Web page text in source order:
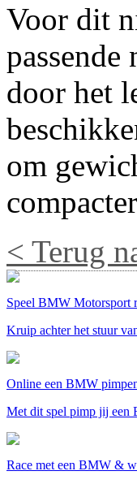
Voor dit
door het
om
< Terug
Speel BMW Motorsport
Kruip achter het stuur
Online een BMW
Met dit spel pimp jij een
Race met een BMW &